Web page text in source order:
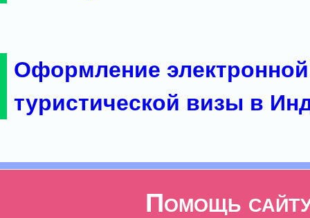
Оформление электронной
туристической визы в
Помощь